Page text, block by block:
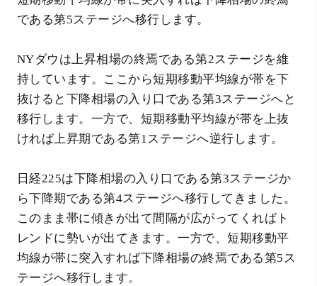
である第5ステージへ移行します。
NYダウは上昇相場の終焉である第2ステージを維
持しています。ここから短期移動平均線が帯を下
抜けると下降相場の入り口である第3ステージへと
移行します。一方で、短期移動平均線が帯を上抜
ければ上昇期である第1ステージへ逆行します。
日経225は下降相場の入り口である第3ステージか
ら下降期である第4ステージへ移行してきました。
このまま帯に傾きが出て間隔が広がってくればト
レンドに勢いが出てきます。一方で、短期移動平
均線が帯に突入すれば下降相場の終焉である第5ス
テージへ移行します。